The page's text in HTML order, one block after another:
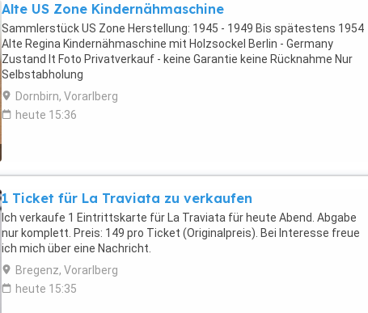
Alte US Zone Kindernähmaschine
Sammlerstück US Zone Herstellung: 1945 - 1949 Bis spätestens 1954
Alte Regina Kindernähmaschine mit Holzsockel Berlin - Germany
Zustand lt Foto Privatverkauf - keine Garantie keine Rücknahme Nur
Selbstabholung
Dornbirn, Vorarlberg
heute 15:36
1 Ticket für La Traviata zu verkaufen
Ich verkaufe 1 Eintrittskarte für La Traviata für heute Abend. Abgabe
nur komplett. Preis: 149 pro Ticket (Originalpreis). Bei Interesse freue
ich mich über eine Nachricht.
Bregenz, Vorarlberg
heute 15:35